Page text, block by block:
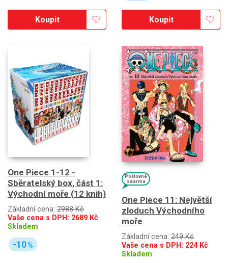
Koupit Koupit
One Piece 1-12 -
Sběratelský box, část 1:
Východní moře (12 knih)
Základní cena: 2988 Kč
Vaše cena s DPH: 2689 Kč
Skladem
-10%
Poštovné
zdarma
One Piece 11: Největší
zloduch Východního
moře
Základní cena: 249 Kč
Vaše cena s DPH: 224Kč
Skladem